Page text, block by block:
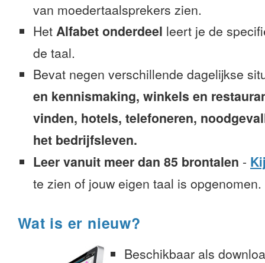
van moedertaalsprekers zien.
Het Alfabet onderdeel leert je de
de taal.
Bevat negen verschillende dagelijkse
en kennismaking, winkels en
vinden, hotels, telefoneren,
het bedrijfsleven.
Leer vanuit meer dan 85 brontalen -
te zien of jouw eigen taal is opgenomen.
Wat is er nieuw?
Beschikbaar als